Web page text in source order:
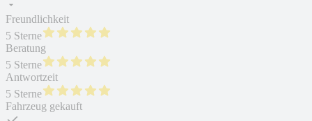
Freundlichkeit
5 Sterne
Beratung
5 Sterne
Antwortzeit
5 Sterne
Fahrzeug gekauft